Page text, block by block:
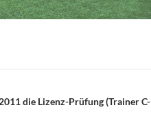
die Lizenz-Prüfung (Trainer C-